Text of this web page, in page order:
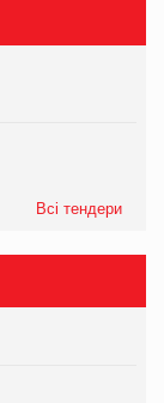
Всі тендери